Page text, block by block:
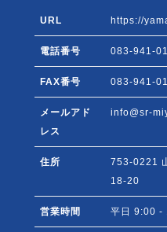
URL https://
電話番号 083-941-
FAX番号 083-941-
メールアド
レス
info@sr-
住所 753-0221
18-20
営業時間 平日 9:00 -